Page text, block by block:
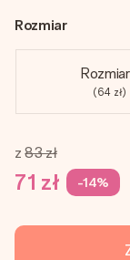
Rozmiar
Rozmiar
(64 zł)
z 83 zł
71 zł -14%